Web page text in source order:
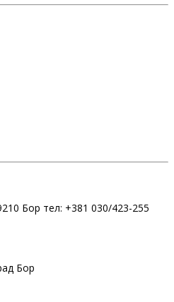
Бор тел: +381 030/423-255
Бор